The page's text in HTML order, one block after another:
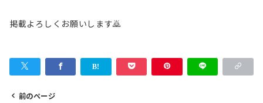
掲載よろしくお願いします🙇
前のページ